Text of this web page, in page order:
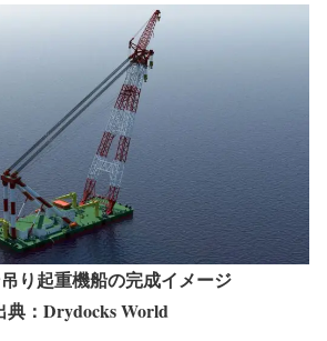
り起重機船の完成イメージ
典：Drydocks World